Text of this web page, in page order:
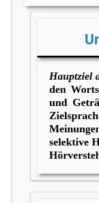
Hauptziel
den
und
selektive